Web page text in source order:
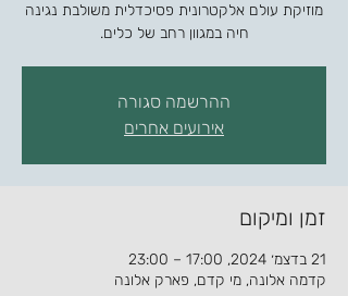
מוזיקת עולם אלקטרונית פסיכדלית משולבת נגינה
חיה במגוון רחב של כלים.
ההרשמה סגורה
אירועים אחרים
זמן ומיקום
21 בדצמ׳ 2024, 17:00 – 23:00
קדמה אלונה, מי קדם, פארק אלונה